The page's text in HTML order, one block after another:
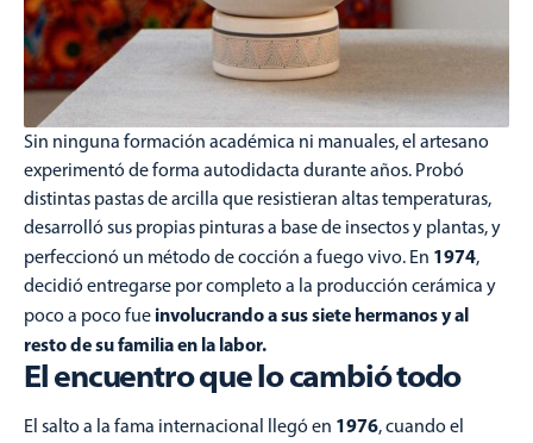
Sin ninguna formación académica ni manuales, el artesano
experimentó de forma autodidacta durante años. Probó
distintas pastas de arcilla que resistieran altas temperaturas,
desarrolló sus propias pinturas a base de insectos y plantas, y
perfeccionó un método de cocción a fuego vivo. En 1974,
decidió entregarse por completo a la producción cerámica y
poco a poco fue involucrando a sus siete hermanos y al
resto de su familia en la labor.
El encuentro que lo cambió todo
El salto a la fama internacional llegó en 1976, cuando el